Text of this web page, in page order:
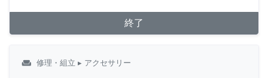
終了
weekend 修理・組立 ▸ アクセサリー